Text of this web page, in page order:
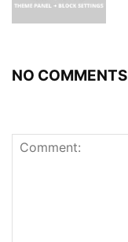
NO COMMENTS